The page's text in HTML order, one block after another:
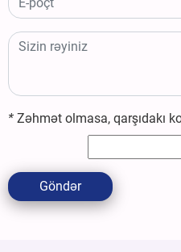
* Zəhmət olmasa, qarşıdakı
Göndər